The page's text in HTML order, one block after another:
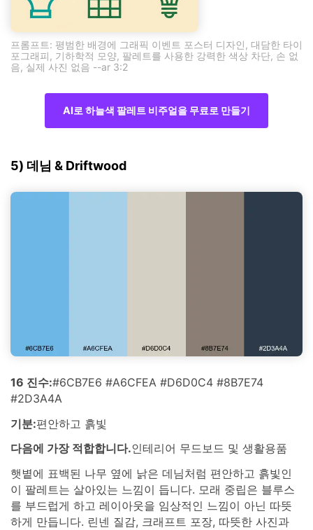
프롬프트: 평범한 배경에 그래픽 이벤트 포스터 디자인, 대담한 타이
포그래피, 기하학적 모양, 팔레트를 사용한 강력한 색상 차단, 손 없
음, 실제 사진 없음 --ar 3:2
AI로 하늘색 팔레트 비주얼을 무료로 만들기
5) 데님 & Driftwood
16 진수:#6CB7E6 #A6CFEA #D6D0C4 #8B7E74
#2D3A4A
기분:편안하고 흙빛
다음에 가장 적합합니다.인테리어 무드보드 및 생활용품
햇볕에 표백된 나무 옆에 낡은 데님처럼 편안하고 흙빛인
이 팔레트는 살아있는 느낌이 듭니다. 모래 중립은 블루스
를 부드럽게 하고 레이아웃을 임상적인 느낌이 아닌 따뜻
하게 만듭니다. 린넨 질감, 크래프트 포장, 따뜻한 사진과